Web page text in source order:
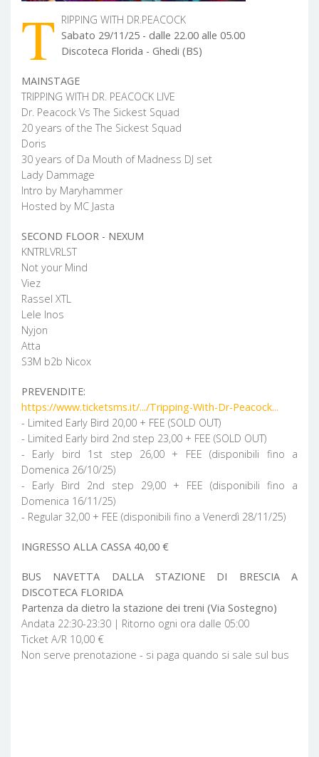
T RIPPING WITH DR.PEACOCK
Sabato 29/11/25 - dalle 22.00 alle 05.00
Discoteca Florida - Ghedi (BS)
MAINSTAGE
TRIPPING WITH DR. PEACOCK LIVE
Dr. Peacock Vs The Sickest Squad
20 years of the The Sickest Squad
Doris
30 years of Da Mouth of Madness DJ set
Lady Dammage
Intro by Maryhammer
Hosted by MC Jasta
SECOND FLOOR - NEXUM
KNTRLVRLST
Not your Mind
Viez
Rassel XTL
Lele Inos
Nyjon
Atta
S3M b2b Nicox
PREVENDITE:
https://www.ticketsms.it/.../Tripping-With-Dr-Peacock...
- Limited Early Bird 20,00 + FEE (SOLD OUT)
- Limited Early bird 2nd step 23,00 + FEE (SOLD OUT)
- Early bird 1st step 26,00 + FEE (disponibili fino a
Domenica 26/10/25)
- Early Bird 2nd step 29,00 + FEE (disponibili fino a
Domenica 16/11/25)
- Regular 32,00 + FEE (disponibili fino a Venerdì 28/11/25)
INGRESSO ALLA CASSA 40,00 €
BUS NAVETTA DALLA STAZIONE DI BRESCIA A
DISCOTECA FLORIDA
Partenza da dietro la stazione dei treni (Via Sostegno)
Andata 22:30-23:30 | Ritorno ogni ora dalle 05:00
Ticket A/R 10,00 €
Non serve prenotazione - si paga quando si sale sul bus